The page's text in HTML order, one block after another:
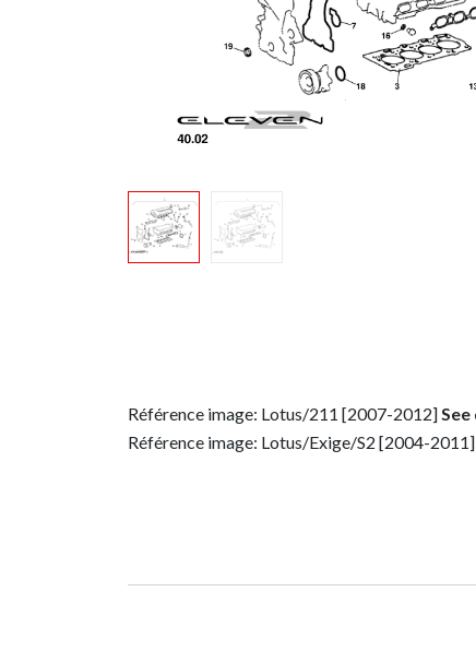
Référence image: Lotus/211 [2007-2012]
Référence image: Lotus/Exige/S2 [2004-